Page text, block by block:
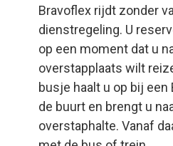
Bravoflex rijdt zonder
dienstregeling. U
op een moment dat u
overstapplaats wilt
busje haalt u op bij een
de buurt en brengt u
overstaphalte. Vanaf